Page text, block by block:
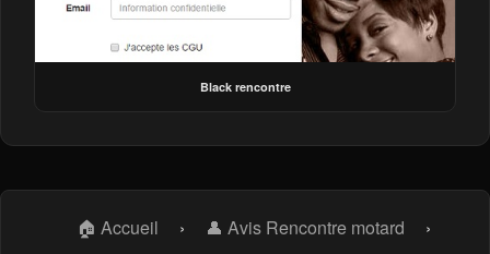
Black rencontre
🏠 Accueil › 👤 Avis Rencontre motard
›